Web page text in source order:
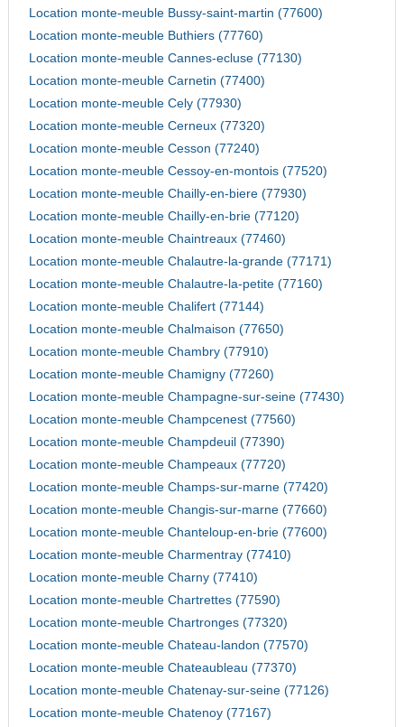
Location monte-meuble Bussy-saint-martin (77600)
Location monte-meuble Buthiers (77760)
Location monte-meuble Cannes-ecluse (77130)
Location monte-meuble Carnetin (77400)
Location monte-meuble Cely (77930)
Location monte-meuble Cerneux (77320)
Location monte-meuble Cesson (77240)
Location monte-meuble Cessoy-en-montois (77520)
Location monte-meuble Chailly-en-biere (77930)
Location monte-meuble Chailly-en-brie (77120)
Location monte-meuble Chaintreaux (77460)
Location monte-meuble Chalautre-la-grande (77171)
Location monte-meuble Chalautre-la-petite (77160)
Location monte-meuble Chalifert (77144)
Location monte-meuble Chalmaison (77650)
Location monte-meuble Chambry (77910)
Location monte-meuble Chamigny (77260)
Location monte-meuble Champagne-sur-seine (77430)
Location monte-meuble Champcenest (77560)
Location monte-meuble Champdeuil (77390)
Location monte-meuble Champeaux (77720)
Location monte-meuble Champs-sur-marne (77420)
Location monte-meuble Changis-sur-marne (77660)
Location monte-meuble Chanteloup-en-brie (77600)
Location monte-meuble Charmentray (77410)
Location monte-meuble Charny (77410)
Location monte-meuble Chartrettes (77590)
Location monte-meuble Chartronges (77320)
Location monte-meuble Chateau-landon (77570)
Location monte-meuble Chateaubleau (77370)
Location monte-meuble Chatenay-sur-seine (77126)
Location monte-meuble Chatenoy (77167)